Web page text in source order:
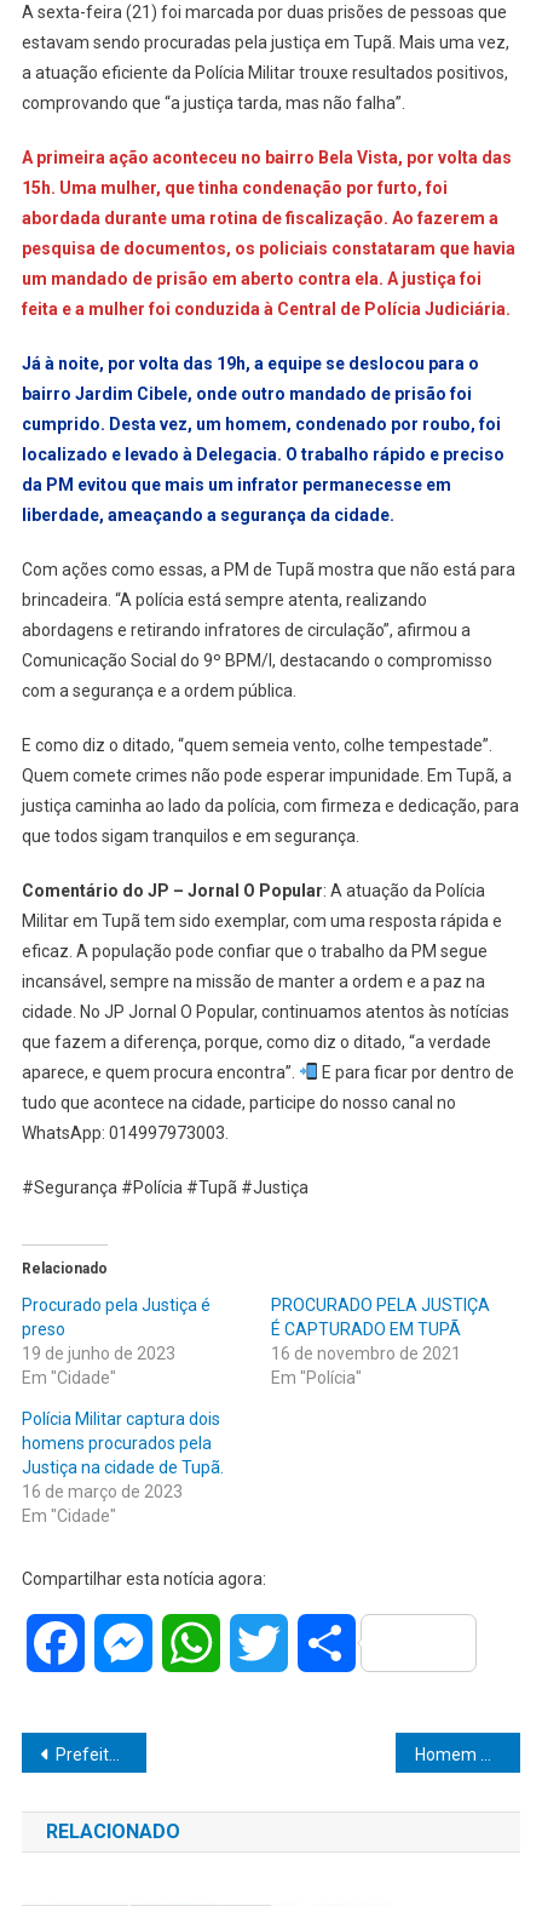
A sexta-feira (21) foi marcada por duas prisões de pessoas que
estavam sendo procuradas pela justiça em Tupã. Mais uma vez,
a atuação eficiente da Polícia Militar trouxe resultados positivos,
comprovando que “a justiça tarda, mas não falha”.
A primeira ação aconteceu no bairro Bela Vista, por volta das
15h. Uma mulher, que tinha condenação por furto, foi
abordada durante uma rotina de fiscalização. Ao fazerem a
pesquisa de documentos, os policiais constataram que havia
um mandado de prisão em aberto contra ela. A justiça foi
feita e a mulher foi conduzida à Central de Polícia Judiciária.
Já à noite, por volta das 19h, a equipe se deslocou para o
bairro Jardim Cibele, onde outro mandado de prisão foi
cumprido. Desta vez, um homem, condenado por roubo, foi
localizado e levado à Delegacia. O trabalho rápido e preciso
da PM evitou que mais um infrator permanecesse em
liberdade, ameaçando a segurança da cidade.
Com ações como essas, a PM de Tupã mostra que não está para
brincadeira. “A polícia está sempre atenta, realizando
abordagens e retirando infratores de circulação”, afirmou a
Comunicação Social do 9º BPM/I, destacando o compromisso
com a segurança e a ordem pública.
E como diz o ditado, “quem semeia vento, colhe tempestade”.
Quem comete crimes não pode esperar impunidade. Em Tupã, a
justiça caminha ao lado da polícia, com firmeza e dedicação, para
que todos sigam tranquilos e em segurança.
Comentário do JP – Jornal O Popular: A atuação da Polícia
Militar em Tupã tem sido exemplar, com uma resposta rápida e
eficaz. A população pode confiar que o trabalho da PM segue
incansável, sempre na missão de manter a ordem e a paz na
cidade. No JP Jornal O Popular, continuamos atentos às notícias
que fazem a diferença, porque, como diz o ditado, “a verdade
aparece, e quem procura encontra”.
E para ficar por dentro de
tudo que acontece na cidade, participe do nosso canal no
WhatsApp: 014997973003.
#Segurança #Polícia #Tupã #Justiça
Relacionado
Procurado pela Justiça é
preso
19 de junho de 2023
Em "Cidade"
PROCURADO PELA JUSTIÇA
É CAPTURADO EM TUPÃ
16 de novembro de 2021
Em "Polícia"
Polícia Militar captura dois
homens procurados pela
Justiça na cidade de Tupã.
16 de março de 2023
Em "Cidade"
Compartilhar esta notícia agora:
Facebook MessengerWhatsAppTwitter Share
Navegação
de
Post
Prefeito Vinicius Camarinha e Secretário Vitor Gazola impulsionam empreendedorismo em Marília com o Programa Exporta SP!
RELACIONADO